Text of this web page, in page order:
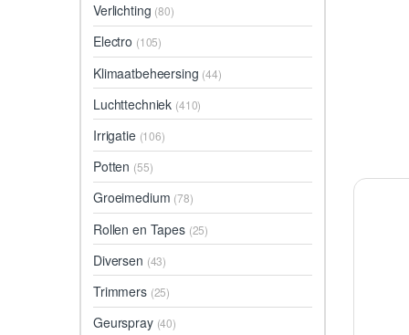
Verlichting (80)
Electro (105)
Klimaatbeheersing (44)
Luchttechniek (410)
Irrigatie (106)
Potten (55)
Groeimedium (78)
Rollen en Tapes (25)
Diversen (43)
Trimmers (25)
Geurspray (40)